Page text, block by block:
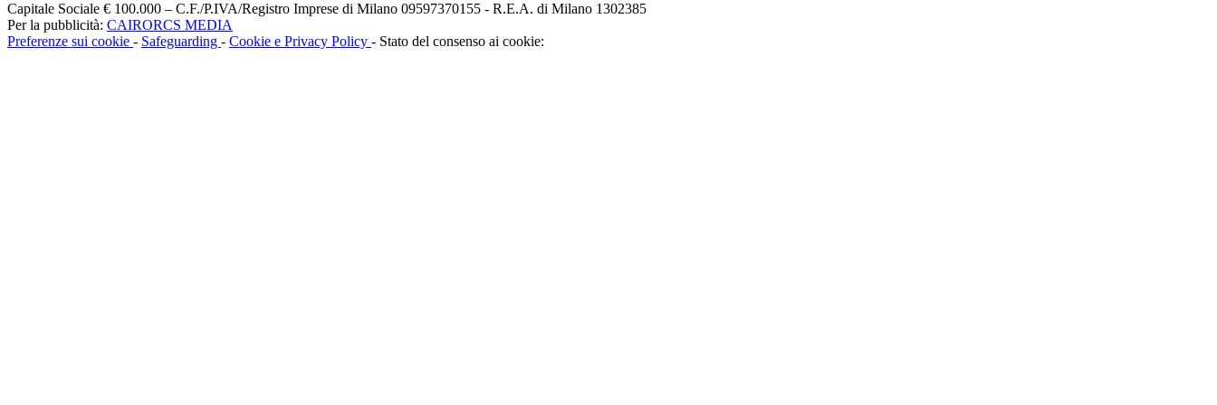
Capitale Sociale € 100.000 – C.F./P.IVA/Registro Imprese di Milano 09597370155 - R.E.A. di Milano 1302385
Per la pubblicità: CAIRORCS MEDIA
Preferenze sui cookie - Safeguarding - Cookie e Privacy Policy - Stato del consenso ai cookie: